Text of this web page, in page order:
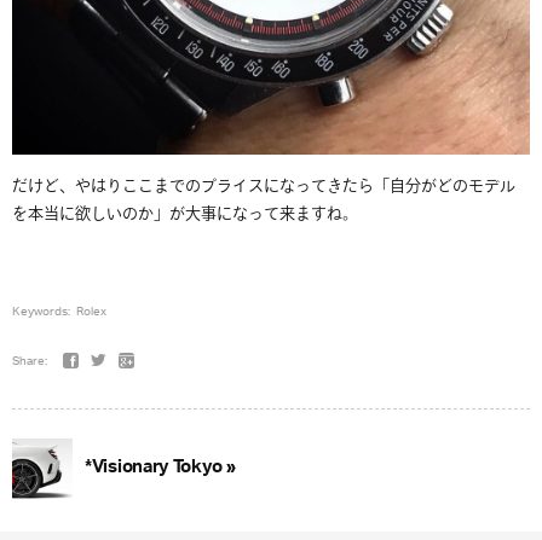
だけど、やはりここまでのプライスになってきたら「自分がどのモデル
を本当に欲しいのか」が大事になって来ますね。
Keywords: Rolex
Share:
*Visionary Tokyo »